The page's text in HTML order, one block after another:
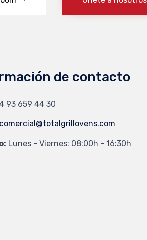
de contacto
93 659 44 30
comercial@totalgrillovens.com
Lunes - Viernes: 08:00h - 16:30h